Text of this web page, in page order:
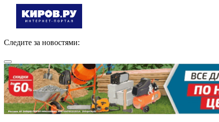
Следите за новостями: